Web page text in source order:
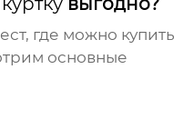
где можно купить
основные